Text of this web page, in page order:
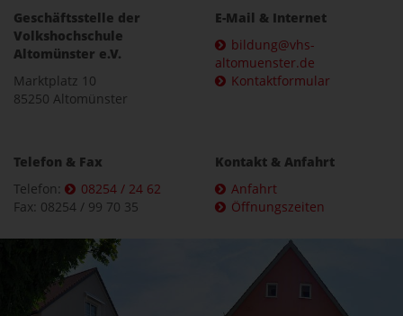
Geschäftsstelle der
Volkshochschule
Altomünster e.V.
Marktplatz 10
85250 Altomünster
E-Mail & Internet
bildung@vhs-
altomuenster.de
Kontaktformular
Telefon & Fax
Telefon:
08254 / 24 62
Fax: 08254 / 99 70 35
Kontakt & Anfahrt
Anfahrt
Öffnungszeiten